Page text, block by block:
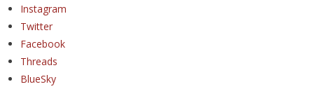
Instagram
Twitter
Facebook
Threads
BlueSky